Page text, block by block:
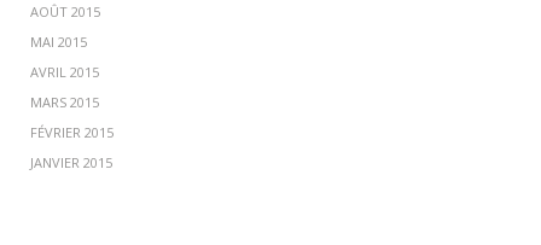
AOÛT 2015
MAI 2015
AVRIL 2015
MARS 2015
FÉVRIER 2015
JANVIER 2015